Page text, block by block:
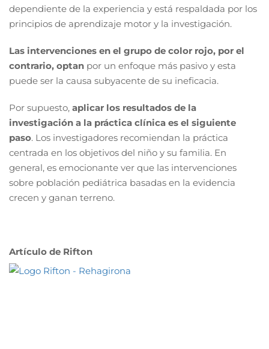
dependiente de la experiencia y está respaldada por los
principios de aprendizaje motor y la investigación.
Las intervenciones en el grupo de color rojo, por el
contrario, optan por un enfoque más pasivo y esta
puede ser la causa subyacente de su ineficacia.
Por supuesto, aplicar los resultados de la
investigación a la práctica clínica es el siguiente
paso. Los investigadores recomiendan la práctica
centrada en los objetivos del niño y su familia. En
general, es emocionante ver que las intervenciones
sobre población pediátrica basadas en la evidencia
crecen y ganan terreno.
Artículo de Rifton